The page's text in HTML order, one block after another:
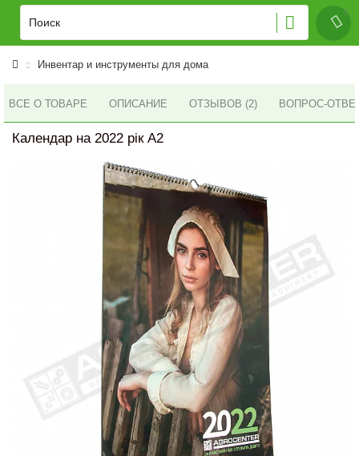
Инвентар и инструменты для дома
ВСЕ О ТОВАРЕ ОПИСАНИЕ ОТЗЫВОВ (2) ВОПРОС-
Календар на 2022 рік А2